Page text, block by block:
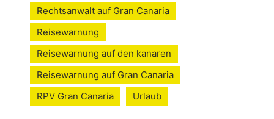
Rechtsanwalt auf Gran Canaria
Reisewarnung
Reisewarnung auf den kanaren
Reisewarnung auf Gran Canaria
RPV Gran Canaria
Urlaub